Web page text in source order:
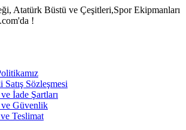
Atatürk Büstü ve Çeşitleri,Spor Ekipmanları
!
Satış Sözleşmesi
İade Şartları
Güvenlik
Teslimat